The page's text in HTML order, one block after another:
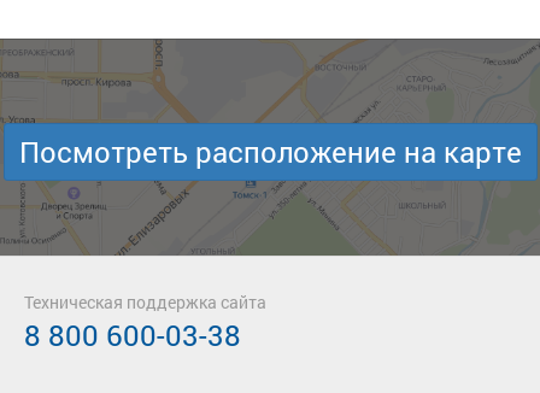
Посмотреть расположение на карте
Техническая поддержка сайта
8 800 600-03-38